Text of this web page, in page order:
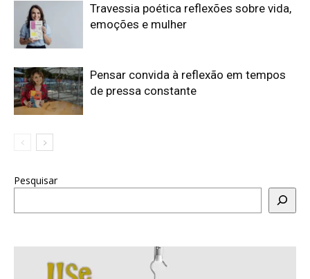
Travessia poética reflexões sobre vida,
emoções e mulher
Pensar convida à reflexão em tempos
de pressa constante
Pesquisar